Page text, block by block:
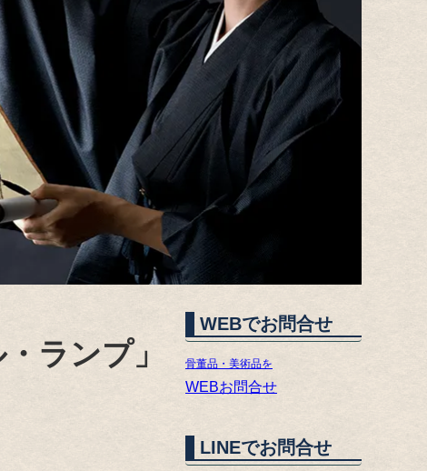
ランプ」
WEBでお問合せ
骨董品・美術品を
WEBお問合せ
LINEでお問合せ